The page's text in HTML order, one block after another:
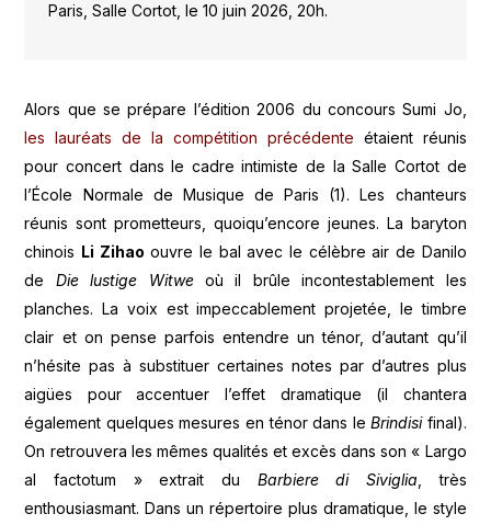
Paris, Salle Cortot, le 10 juin 2026, 20h.
Alors que se prépare l’édition 2006 du concours Sumi Jo,
les lauréats de la compétition précédente étaient réunis
pour concert dans le cadre intimiste de la Salle Cortot de
l’École Normale de Musique de Paris (1). Les chanteurs
réunis sont prometteurs, quoiqu’encore jeunes. La baryton
chinois Li Zihao ouvre le bal avec le célèbre air de Danilo
de Die lustige Witweoù il brûle incontestablement les
planches. La voix est impeccablement projetée, le timbre
clair et on pense parfois entendre un ténor, d’autant qu’il
n’hésite pas à substituer certaines notes par d’autres plus
aigües pour accentuer l’effet dramatique (il chantera
également quelques mesures en ténor dans leBrindisifinal).
On retrouvera les mêmes qualités et excès dans son « Largo
al factotum » extrait du Barbiere di Siviglia , très
enthousiasmant. Dans un répertoire plus dramatique, le style